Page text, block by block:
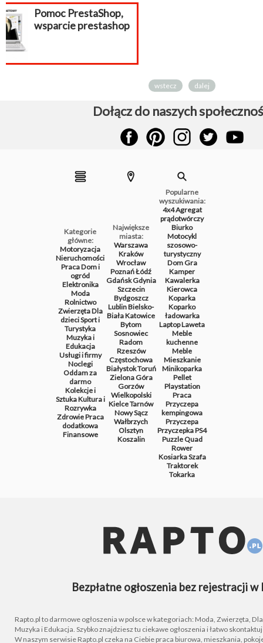
wstecz dalej
Dołącz do naszych
Kategorie
główne:
Motoryzacja
Nieruchomości
PracaDom i
ogród
Elektronika
Moda
Rolnictwo
ZwierzętaDla
dzieciSport i
Turystyka
Muzyka i
Edukacja
Usługi i firmy
Noclegi
Oddam za
darmo
Kolekcje i
SztukaKultura i
Rozrywka
ZdrowiePraca
dodatkowa
Finansowe
Największe
miasta:
Warszawa
Kraków
Wrocław
PoznańŁódź
GdańskGdynia
Szczecin
Bydgoszcz
LublinBielsko-
BiałaKatowice
Bytom
Sosnowiec
Radom
Rzeszów
Częstochowa
BiałystokToruń
Zielona Góra
Gorzów
Wielkopolski
KielceTarnów
Nowy Sącz
Wałbrzych
Olsztyn
Koszalin
Popularne
wyszukiwania:
4x4Agregat
prądotwórczy
Biurko
Motocykl
szosowo-
turystyczny
DomGra
Kamper
Kawalerka
Kierowca
Koparka
Koparko
ładowarka
LaptopLaweta
Meble
kuchenne
Meble
Mieszkanie
Minikoparka
Pellet
Playstation
Praca
Przyczepa
kempingowa
Przyczepa
PrzyczepkaPS4
PuzzleQuad
Rower
KosiarkaSzafa
Traktorek
Tokarka
Bezpłatne ogłoszenia bez rejestracji w
Rapto.pl to darmowe ogłoszenia w polsce w kategoriach: Moda, Zwierzęta, Dla
Muzyka i Edukacja. Szybko znajdziesz tu ciekawe ogłoszenia i łatwo
W naszym serwisie Rapto.pl czeka na Ciebie praca biurowa, mieszkania,